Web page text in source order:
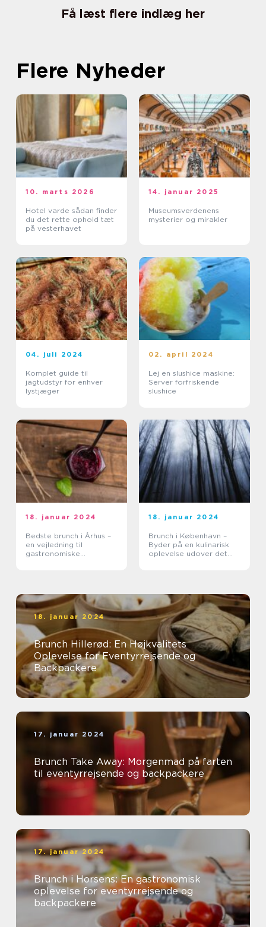
Få læst flere indlæg her
Flere Nyheder
10. marts 2026
Hotel varde sådan finder
du det rette ophold tæt
på vesterhavet
14. januar 2025
Museumsverdenens
mysterier og mirakler
04. juli 2024
Komplet guide til
jagtudstyr for enhver
lystjæger
02. april 2024
Lej en slushice maskine:
Server forfriskende
slushice
18. januar 2024
Bedste brunch i Århus –
en vejledning til
gastronomiske
18. januar 2024
Brunch i København –
Byder på en kulinarisk
oplevelse udover det
18. januar 2024
Brunch Hillerød: En Højkvalitets
Oplevelse for Eventyrrejsende og
Backpackere
17. januar 2024
Brunch Take Away: Morgenmad på farten
til eventyrrejsende og backpackere
17. januar 2024
Brunch i Horsens: En gastronomisk
oplevelse for eventyrrejsende og
backpackere